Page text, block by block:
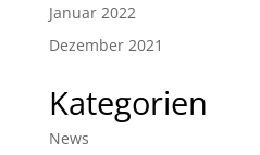
Januar 2022
Dezember 2021
Kategorien
News